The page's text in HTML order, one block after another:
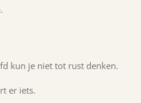
kun je niet tot rust denken.
er iets.